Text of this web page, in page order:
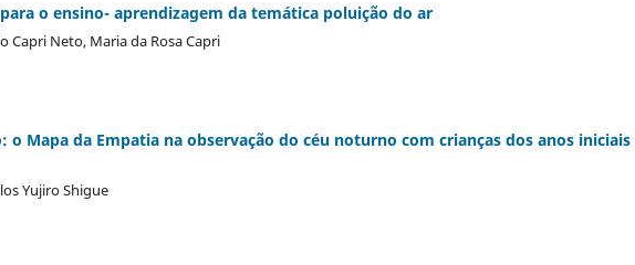
o ensino- aprendizagem da temática poluição do ar
Capri Neto, Maria da Rosa Capri
o Mapa da Empatia na observação do céu noturno com crianças dos anos iniciais
Yujiro Shigue